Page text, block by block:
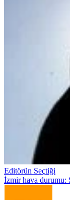
Editörün Seçtiği
İzmir hava durumu: